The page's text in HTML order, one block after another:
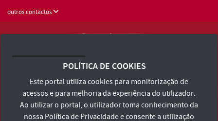
outros contactos
Consulte os Termos e Condições e Política de Privacidade
Declaração de Acessibilidade
POLÍTICA DE COOKIES
Este portal utiliza cookies para monitorização de
acessos e para melhoria da experiência do utilizador.
Ao utilizar o portal, o utilizador toma conhecimento da
nossa Política de Privacidadee consente a utilização